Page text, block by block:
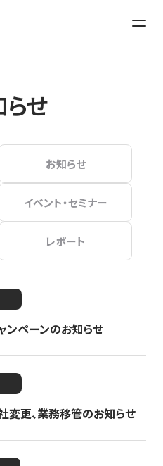
せ
お知らせ
イベント・セミナー
レポート
ペーンのお知らせ
変更、業務移管のお知らせ